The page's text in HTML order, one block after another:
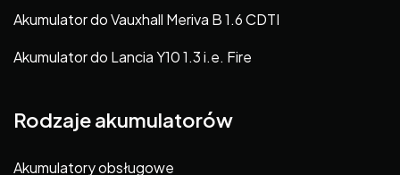
Akumulator do Vauxhall Meriva B 1.6 CDTI
Akumulator do Lancia Y10 1.3 i.e. Fire
Rodzaje akumulatorów
Akumulatory obsługowe